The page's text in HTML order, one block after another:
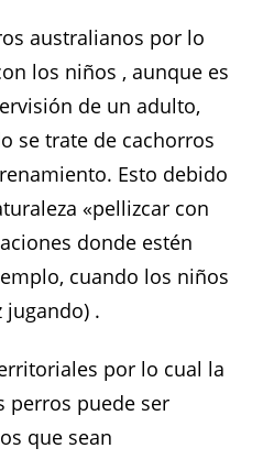
australianos por lo
los niños , aunque es
de un adulto,
se trate de cachorros
Esto debido
«pellizcar con
donde estén
cuando los niños
jugando) .
por lo cual la
perros puede ser
que sean